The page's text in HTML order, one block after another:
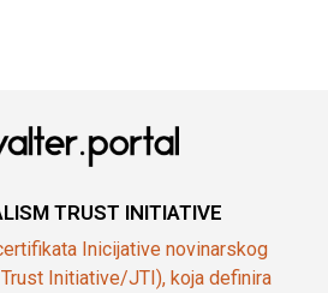
TRUST INITIATIVE
Inicijative novinarskog
Initiative/JTI), koja definira